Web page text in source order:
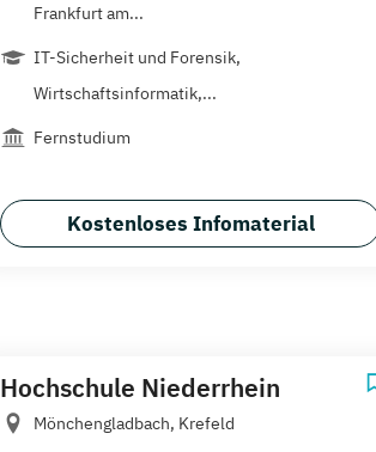
Frankfurt am...
IT-Sicherheit und Forensik,
Wirtschaftsinformatik,...
Fernstudium
Kostenloses Infomaterial
Hochschule Niederrhein
Mönchengladbach, Krefeld